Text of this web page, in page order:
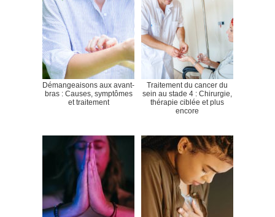
Démangeaisons aux avant-
bras : Causes, symptômes
et traitement
Traitement du cancer du
sein au stade 4 : Chirurgie,
thérapie ciblée et plus
encore